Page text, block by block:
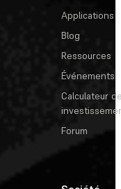
Applications
Blog
Ressources
Événements
Calculateur
Forum